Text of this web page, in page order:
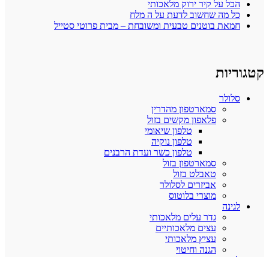
הכל על קיר ירוק מלאכותי
כל מה שחשוב לדעת על ה מלח
חמאת בוטנים טבעית ומשובחת – מבית פרוטי סטייל
קטגוריות
סלולר
סמארטפון מהדרין
פלאפון מקשים בזול
טלפון שיאומי
טלפון נוקיה
טלפון כשר ועדת הרבנים
סמארטפון בזול
טאבלט בזול
אביזרים לסלולר
מוצרי בלוטוס
לגינה
גדר עלים מלאכותי
עצים מלאכותיים
עציץ מלאכותי
הגנה וחיטוי